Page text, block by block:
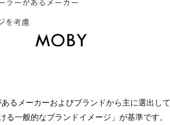
るメーカーおよびブランドから主に選出して
一般的なブランドイメージ」が基準です。